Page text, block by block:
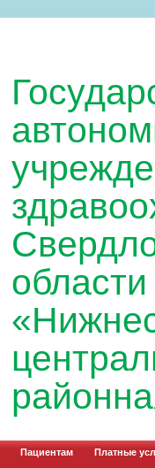
области
Пациентам Платные